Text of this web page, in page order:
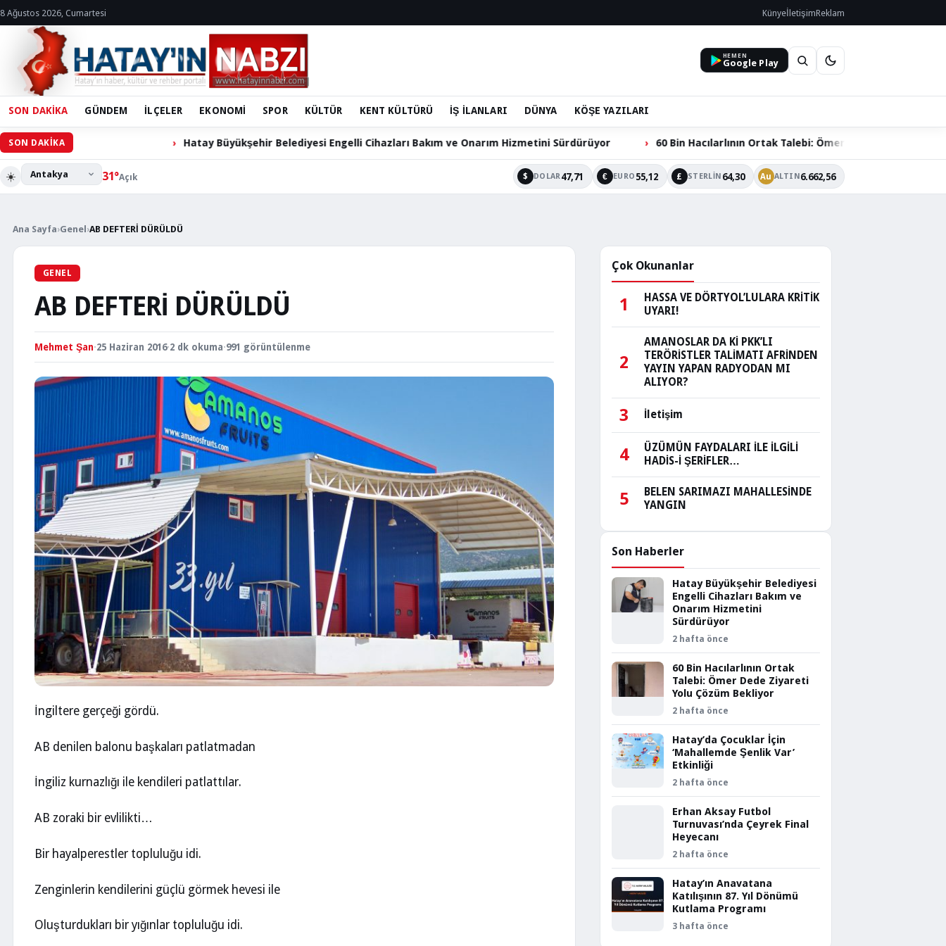
8 Ağustos 2026, Cumartesi KünyeİletişimReklam
HEMEN
Google Play
SON DAKİKA GÜNDEM İLÇELER EKONOMİ SPOR KÜLTÜR KENT KÜLTÜRÜ İŞ İLANLARI DÜNYA KÖŞE YAZILARI
SON DAKİKA Hatay Büyükşehir Belediyesi Engelli Cihazları Bakım ve Onarım Hizmetini Sürdürüyor 60 Bin Hacılarlının Ortak Talebi: Ömer Dede Ziyareti Yolu Çözüm Bekliyor
☀️ 31°Açık $ DOLAR47,71 € EURO 55,12 £ STERLIN 64,30 Au ALTIN 6.662,56
Ana Sayfa›Genel ›AB DEFTERİ DÜRÜLDÜ
GENEL
AB DEFTERİ DÜRÜLDÜ
Mehmet Şan·25 Haziran 2016·2 dk okuma·991 görüntülenme
İngiltere gerçeği gördü.
AB denilen balonu başkaları patlatmadan
İngiliz kurnazlığı ile kendileri patlattılar.
AB zoraki bir evlilikti…
Bir hayalperestler topluluğu idi.
Zenginlerin kendilerini güçlü görmek hevesi ile
Oluşturdukları bir yığınlar topluluğu idi.
Çok Okunanlar
1
HASSA VE DÖRTYOL’LULARA KRİTİK
UYARI!
2
AMANOSLAR DA Kİ PKK’LI
TERÖRİSTLER TALİMATI AFRİNDEN
YAYIN YAPAN RADYODAN MI
ALIYOR?
3 İletişim
4
ÜZÜMÜN FAYDALARI İLE İLGİLİ
HADİS-İ ŞERİFLER…
5
BELEN SARIMAZI MAHALLESİNDE
YANGIN
Son Haberler
Hatay Büyükşehir Belediyesi
Engelli Cihazları Bakım ve
Onarım Hizmetini
Sürdürüyor
2 hafta önce
60 Bin Hacılarlının Ortak
Talebi: Ömer Dede Ziyareti
Yolu Çözüm Bekliyor
2 hafta önce
Hatay’da Çocuklar İçin
‘Mahallemde Şenlik Var’
Etkinliği
2 hafta önce
Erhan Aksay Futbol
Turnuvası’nda Çeyrek Final
Heyecanı
2 hafta önce
Hatay’ın Anavatana
Katılışının 87. Yıl Dönümü
Kutlama Programı
3 hafta önce